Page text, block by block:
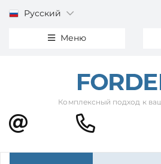
Русский
Меню
Комплексный подход к